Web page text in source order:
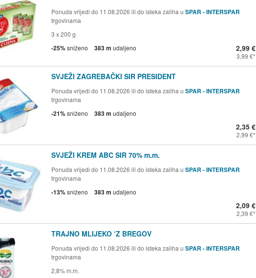
Ponuda vrijedi do 11.08.2026 ili do isteka zaliha u SPAR - INTERSPAR
trgovinama
3 x 200 g
-25%sniženo 383 m udaljeno 2,99 €
3,99 €
SVJEŽI ZAGREBAČKI SIR PRESIDENT
Ponuda vrijedi do 11.08.2026 ili do isteka zaliha u SPAR - INTERSPAR
trgovinama
-21%sniženo 383 m udaljeno
2,35 €
2,99 €
SVJEŽI KREM ABC SIR 70% m.m.
Ponuda vrijedi do 11.08.2026 ili do isteka zaliha u SPAR - INTERSPAR
trgovinama
-13%sniženo 383 m udaljeno
2,09 €
2,39 €
TRAJNO MLIJEKO ‘Z BREGOV
Ponuda vrijedi do 11.08.2026 ili do isteka zaliha u SPAR - INTERSPAR
trgovinama
2,8% m.m.